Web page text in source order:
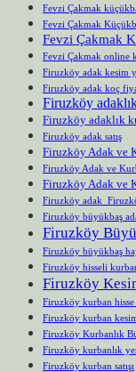
Fevzi Çakmak
Fevzi Çakmak
Fevzi Çakmak
Fevzi Çakmak online
Firuzköy adak kesim
Firuzköy adak koç
Firuzköy
Firuzköy adaklık
Firuzköy adak satış
Firuzköy Adak ve
Firuzköy Adak ve
Firuzköy Adak ve
Firuzköy adak
Firuzköy büyükbaş
Firuzköy
Firuzköy büyükbaş
Firuzköy hisseli
Firuzköy
Firuzköy kurban hisse
Firuzköy kurban
Firuzköy Kurbanlık
Firuzköy kurbanlık
Firuzköy kurban satışı